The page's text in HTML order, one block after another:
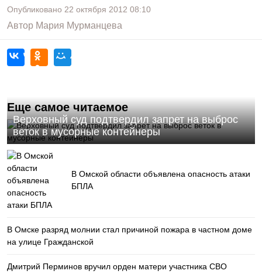
Опубликовано 22 октября 2012 08:10
Автор Мария Мурманцева
Еще самое читаемое
Верховный суд подтвердил запрет на выброс
веток в мусорные контейнеры
В Омской области объявлена опасность атаки
БПЛА
В Омске разряд молнии стал причиной пожара в частном доме
на улице Гражданской
Дмитрий Перминов вручил орден матери участника СВО